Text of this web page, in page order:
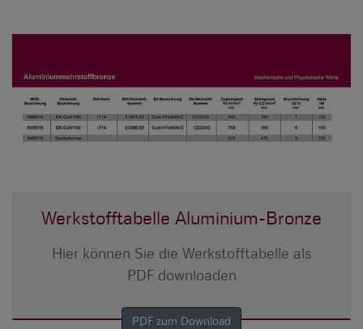
Werkstofftabelle Aluminium-Bronze
Hier können Sie die Werkstofftabelle als
PDF downloaden
PDF zum Download